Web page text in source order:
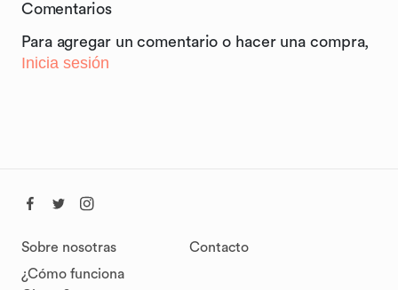
Comentarios
Para agregar un comentario o hacer una compra,
Inicia sesión
Sobre nosotras
¿Cómo funciona
Contacto